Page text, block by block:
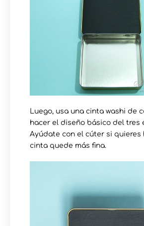
Luego, usa una cinta washi de
hacer el diseño básico del tres
Ayúdate con el cúter si quieres
cinta quede más fina.